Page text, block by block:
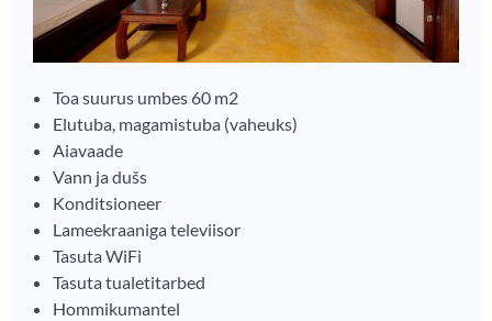
Toa suurus umbes 60 m2
Elutuba, magamistuba (vaheuks)
Aiavaade
Vann ja dušs
Konditsioneer
Lameekraaniga televiisor
Tasuta WiFi
Tasuta tualetitarbed
Hommikumantel